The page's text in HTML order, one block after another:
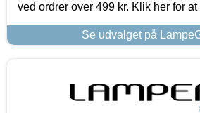
ved ordrer over 499 kr. Klik her for
Se udvalget på